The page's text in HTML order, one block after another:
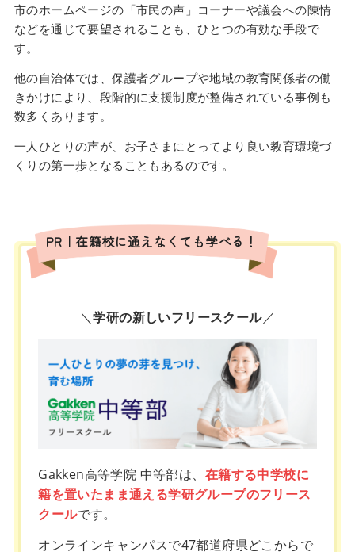
市のホームページの「市民の声」コーナーや議会への陳情
などを通じて要望されることも、ひとつの有効な手段で
す。
他の自治体では、保護者グループや地域の教育関係者の働
きかけにより、段階的に支援制度が整備されている事例も
数多くあります。
一人ひとりの声が、お子さまにとってより良い教育環境づ
くりの第一歩となることもあるのです。
PR｜在籍校に通えなくても学べる！
＼学研の新しいフリースクール／
Gakken高等学院 中等部は、 在籍する中学校に
籍を置いたまま通える学研グループのフリース
クールです。
オンラインキャンパスで47都道府県どこからで